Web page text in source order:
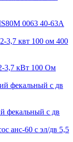
0063 40-63А
3,7 кВт 100 Ом
фекальный с дв